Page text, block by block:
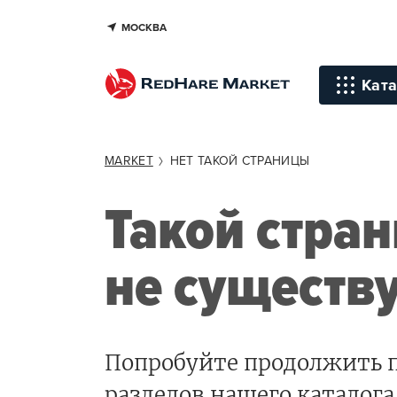
МОСКВА
Уход
MARKET НЕТ ТАКОЙ СТРАНИЦЫ
Такой
не
Попробуйте продолжить